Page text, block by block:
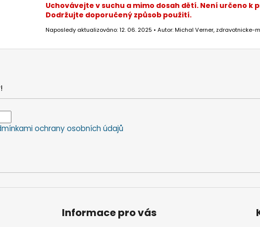
Uchovávejte v suchu a mimo dosah dětí. Není určeno
Dodržujte doporučený způsob použití.
Naposledy aktualizováno: 12. 06. 2025 • Autor: Michal Verner, zdravotnicke-
ochrany osobních údajů
Informace pro vás